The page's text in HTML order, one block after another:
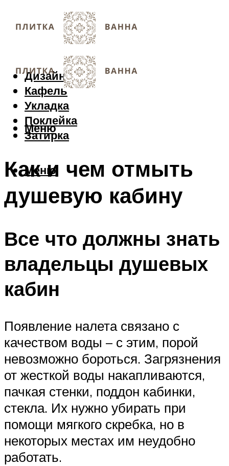
Дизайн
Кафель
Укладка
Поклейка
Затирка
Меню
Меню
Как и чем отмыть
душевую кабину
Все что должны знать
владельцы душевых
кабин
Появление налета связано с
качеством воды – с этим, порой
невозможно бороться. Загрязнения
от жесткой воды накапливаются,
пачкая стенки, поддон кабинки,
стекла. Их нужно убирать при
помощи мягкого скребка, но в
некоторых местах им неудобно
работать.